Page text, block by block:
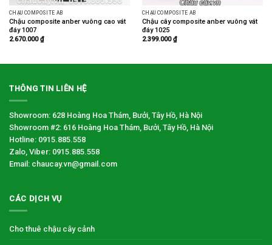
CHẬU COMPOSITE AB
Chậu composite anber vuông cao vát
đáy 1007
2.670.000₫
CHẬU COMPOSITE AB
Chậu cây composite anber vuông vát
đáy 1025
2.399.000₫
THÔNG TIN LIÊN HỆ
Showroom: 628 Hoàng Hoa Thám, Bưởi, Tây Hồ, Hà Nội
Showroom #2: 616 Hoàng Hoa Thám, Bưởi, Tây Hồ, Hà Nội
Hotline: 0915.885.558
Zalo, Viber: 0915.885.558
Email: chaucay.vn@gmail.com
CÁC DỊCH VỤ
Cho thuê chậu cây cảnh